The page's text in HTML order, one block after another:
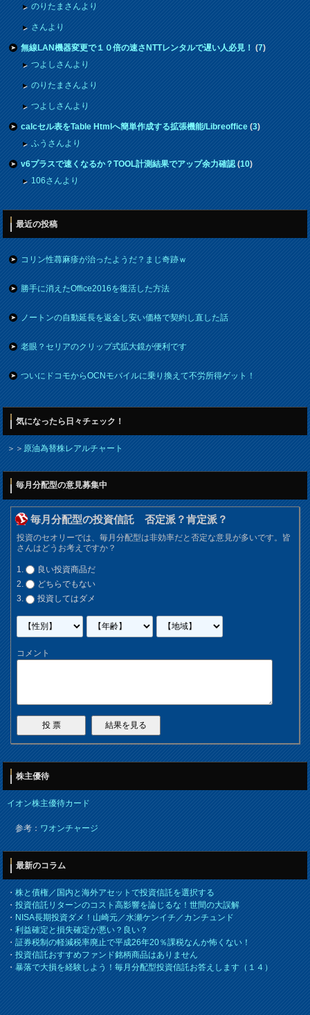
のりたまさんより
さんより
無線LAN機器変更で１０倍の速さNTTレンタルで遅い人必見！(7)
つよしさんより
のりたまさんより
つよしさんより
calcセル表をTable Htmlへ簡単作成する拡張機能/Libreoffice(3)
ふうさんより
v6プラスで速くなるか？TOOL計測結果でアップ余力確認(10)
106さんより
最近の投稿
コリン性蕁麻疹が治ったようだ？まじ奇跡ｗ
勝手に消えたOffice2016を復活した方法
ノートンの自動延長を返金し安い価格で契約し直した話
老眼？セリアのクリップ式拡大鏡が便利です
ついにドコモからOCNモバイルに乗り換えて不労所得ゲット！
気になったら日々チェック！
＞＞原油為替株レアルチャート
毎月分配型の意見募集中
毎月分配型の投資信託 否定派？肯定派？
投資のセオリーでは、毎月分配型は非効率だと否定な意見が多いです。皆
さんはどうお考えですか？
良い投資商品だ
どちらでもない
投資してはダメ
コメント
株主優待
イオン株主優待カード
参考：ワオンチャージ
最新のコラム
・株と債権／国内と海外アセットで投資信託を選択する
・投資信託リターンのコスト高影響を論じるな！世間の大誤解
・NISA長期投資ダメ！山崎元／水瀬ケンイチ／カンチュンド
・利益確定と損失確定が悪い？良い？
・証券税制の軽減税率廃止で平成26年20％課税なんか怖くない！
・投資信託おすすめファンド銘柄商品はありません
・暴落で大損を経験しよう！毎月分配型投資信託お答えします（１４）